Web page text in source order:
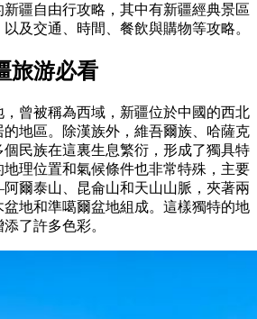
疆自由行攻略，其中有新疆經典景區
及交通、時間、餐飲與購物等攻略。
旅游必看
曾被稱為西域，新疆位於中國的西北
地區。除漢族外，維吾爾族、哈薩克
民族在這裏生息繁衍，形成了獨具特
理位置和氣候條件也非常特殊，主要
爾泰山、昆侖山和天山山脈，夾著兩
地和準噶爾盆地組成。這樣獨特的地
了許多色彩。